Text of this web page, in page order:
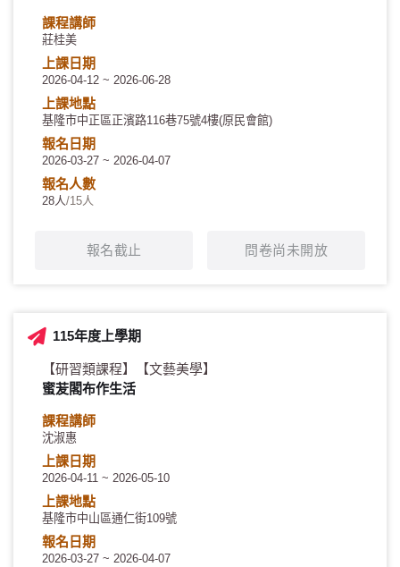
課程講師
莊桂美
上課日期
2026-04-12 ~ 2026-06-28
上課地點
基隆市中正區正濱路116巷75號4樓(原民會館)
報名日期
2026-03-27 ~ 2026-04-07
報名人數
28人/15人
報名截止 問卷尚未開放
115年度上學期
【研習類課程】
【文藝美學】
蜜苃閣布作生活
課程講師
沈淑惠
上課日期
2026-04-11 ~ 2026-05-10
上課地點
基隆市中山區通仁街109號
報名日期
2026-03-27 ~ 2026-04-07